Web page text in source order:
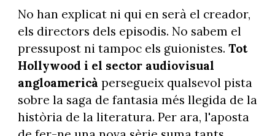
No han explicat ni qui en serà el creador,
els directors dels episodis. No sabem el
pressupost ni tampoc els guionistes. Tot
Hollywood i el sector audiovisual
angloamericà persegueix qualsevol pista
sobre la saga de fantasia més llegida de la
història de la literatura. Per ara, l'aposta